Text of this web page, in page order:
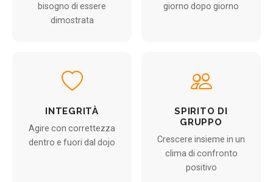
bisogno di essere
dimostrata
giorno dopo giorno
INTEGRITÀ
Agire con correttezza
dentro e fuori dal dojo
SPIRITO DI
GRUPPO
Crescere insieme in un
clima di confronto
positivo